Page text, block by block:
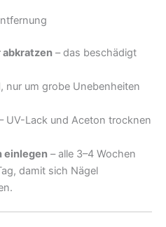
abkratzen– das beschädigt
, nur um grobe Unebenheiten
UV-Lack und Aceton trocknen
einlegen– alle 3–4 Wochen
damit sich Nägel